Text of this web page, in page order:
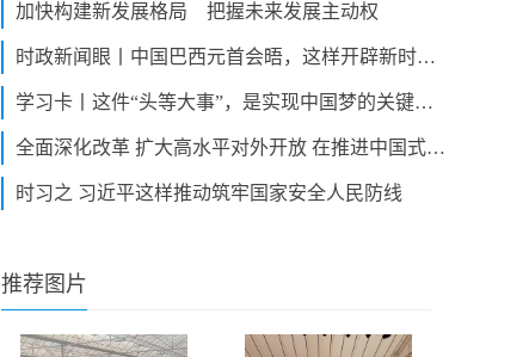
加快构建新发展格局 把握未来发展主动权
时政新闻眼丨中国巴西元首会晤，这样开辟新时代中巴关系新未来
学习卡丨这件“头等大事”，是实现中国梦的关键一步
全面深化改革 扩大高水平对外开放 在推进中国式现代化建设中走在前列——习近平总书记在广东考察在当地广大干部群众中引起强烈反响
时习之 习近平这样推动筑牢国家安全人民防线
推荐图片